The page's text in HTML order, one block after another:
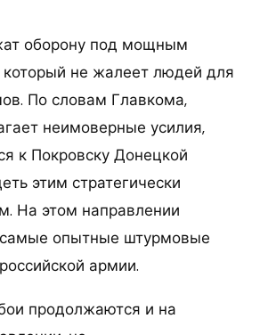
оборону под мощным
который не жалеет людей для
По словам Главкома,
неимоверные усилия,
к Покровску Донецкой
этим стратегически
На этом направлении
опытные штурмовые
армии.
продолжаются и на